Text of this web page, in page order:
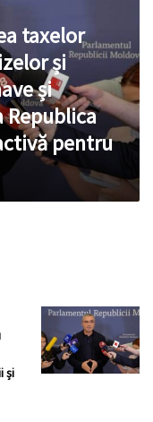
taxelor
și
și
pentru
și